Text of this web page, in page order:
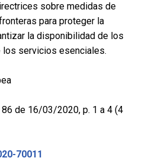
sobre medidas de
para proteger la
la disponibilidad de los
los servicios esenciales.
86 de 16/03/2020, p. 1 a 4 (4
70011